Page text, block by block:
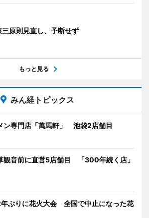
三原則見直し、予断せず
もっと見る
みん経トピックス
ン専門店「萬馬軒」 池袋2店舗目
観音前に直営5店舗目 「300年続く店」
ぶりに花火大会 全国で中止になった花